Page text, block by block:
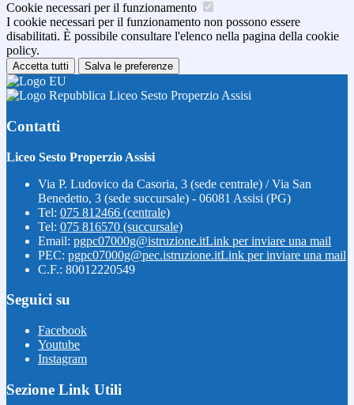
Cookie necessari per il funzionamento
I cookie necessari per il funzionamento non possono essere
disabilitati. È possibile consultare l'elenco nella pagina della cookie
policy.
Accetta tutti Salva le preferenze
Liceo Sesto Properzio Assisi
Contatti
Liceo Sesto Properzio Assisi
Via P. Ludovico da Casoria, 3 (sede centrale) / Via San
Benedetto, 3 (sede succursale) - 06081 Assisi (PG)
Tel: 075 812466 (centrale)
Tel: 075 816570 (succursale)
Email: pgpc07000g@istruzione.itLink per inviare una mail
PEC: pgpc07000g@pec.istruzione.itLink per inviare una mail
C.F.: 80012220549
Seguici su
Facebook
Youtube
Instagram
Sezione Link Utili